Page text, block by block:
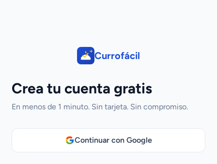
Currofácil
Crea tu cuenta gratis
En menos de 1 minuto. Sin tarjeta. Sin compromiso.
Continuar con Google